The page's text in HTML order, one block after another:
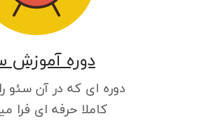
دوره آموزش
دوره ای که در آن سئو
کاملا حرفه ای فرا